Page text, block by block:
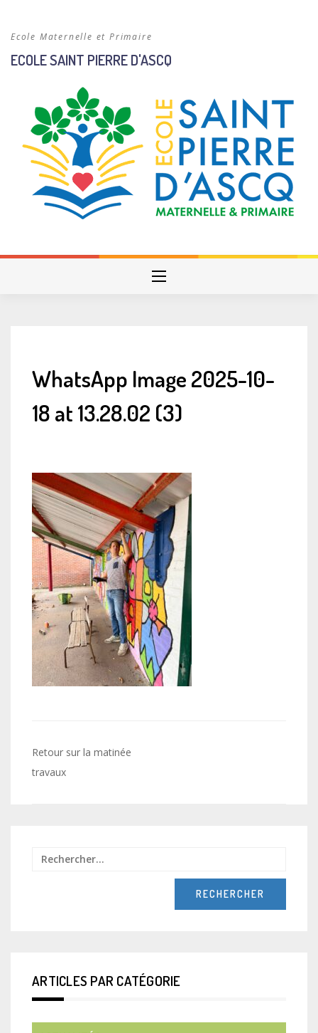
Ecole Maternelle et Primaire
ECOLE SAINT PIERRE D'ASCQ
WhatsApp Image 2025-10-
18 at 13.28.02 (3)
Navigation
de
Retour sur la matinée
travaux
ARTICLES PAR CATÉGORIE